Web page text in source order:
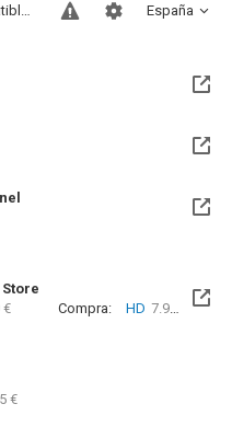
España
Sitios compatibles
Ene 2100 (Quedan 73 años)
€ Compra: HD 7.99 €
€